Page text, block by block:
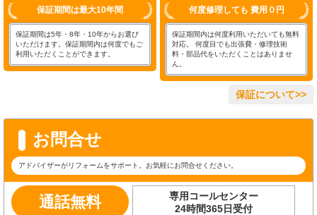
保証期間は最大10年間
保証期間は5年・8年・10年からお選び
いただけます。保証期間内は何度でもご
利用いただくことができます。
何度修理しても 費用０円
保証期間内は何度利用いただいても無料
対応。 何度目でも出張費・修理技術
料・部品代をいただくことはありませ
ん。
保証について>>
お問合せ
アドバイザーがリフォームをサポート。お気軽にお問合せください。
通話無料
専用コールセンター
24時間365日受付